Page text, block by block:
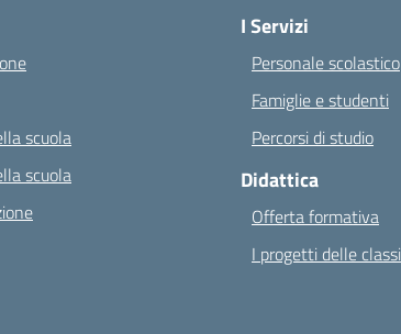
scuola
scuola
I Servizi
Personale scolastico
Famiglie e studenti
Percorsi di studio
Didattica
Offerta formativa
I progetti delle classi